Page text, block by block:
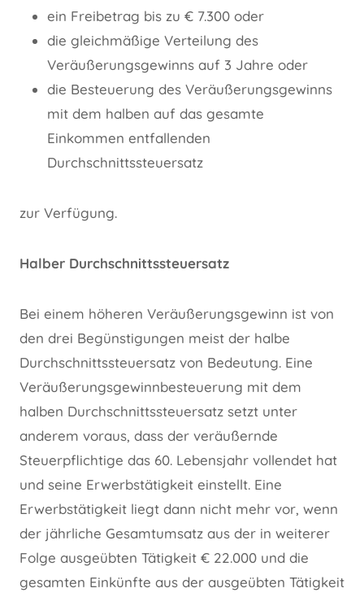
ein Freibetrag bis zu € 7.300 oder
die gleichmäßige Verteilung des
Veräußerungsgewinns auf 3 Jahre oder
die Besteuerung des Veräußerungsgewinns
mit dem halben auf das gesamte
Einkommen entfallenden
Durchschnittssteuersatz
zur Verfügung.
Halber Durchschnittssteuersatz
Bei einem höheren Veräußerungsgewinn ist von
den drei Begünstigungen meist der halbe
Durchschnittssteuersatz von Bedeutung. Eine
Veräußerungsgewinnbesteuerung mit dem
halben Durchschnittssteuersatz setzt unter
anderem voraus, dass der veräußernde
Steuerpflichtige das 60. Lebensjahr vollendet hat
und seine Erwerbstätigkeit einstellt. Eine
Erwerbstätigkeit liegt dann nicht mehr vor, wenn
der jährliche Gesamtumsatz aus der in weiterer
Folge ausgeübten Tätigkeit € 22.000 und die
gesamten Einkünfte aus der ausgeübten Tätigkeit